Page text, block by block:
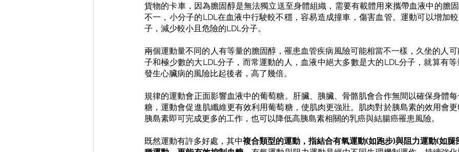
貨物的卡車，因為膽固醇是無法獨立送至身體組織，需要有載體用來攜帶血液中的膽
不一，小分子的LDL在血液中行駛較不穩，容易造成撞車，傷害血管。運動可以增加
子，減少較小且危險的LDL分子。
兩個運動量不同的人有等量的膽固醇，罹患血管疾病風險可能相當不一樣，久坐的人
子和極少數的大LDL分子，而常運動的人，血液中絕大多數是大的LDL分子，就算有
發生心臟病的風險比起後者，高了幾倍。
規律的運動會正面影響血液中的葡萄糖。肝臟、胰臟、骨骼肌會合作無間以確保身體
糖，運動會促進肌纖維更有效利用葡萄糖，使肌肉更強壯。肌肉對於胰島素的效用會
胰島素即可完成更多的工作，也可以降低高胰島素相關的乳癌與結腸癌罹患風險。
既然運動有許多好處，其中複合類型的運動，指結合有氧運動(如跑步)與阻力運動(如腿